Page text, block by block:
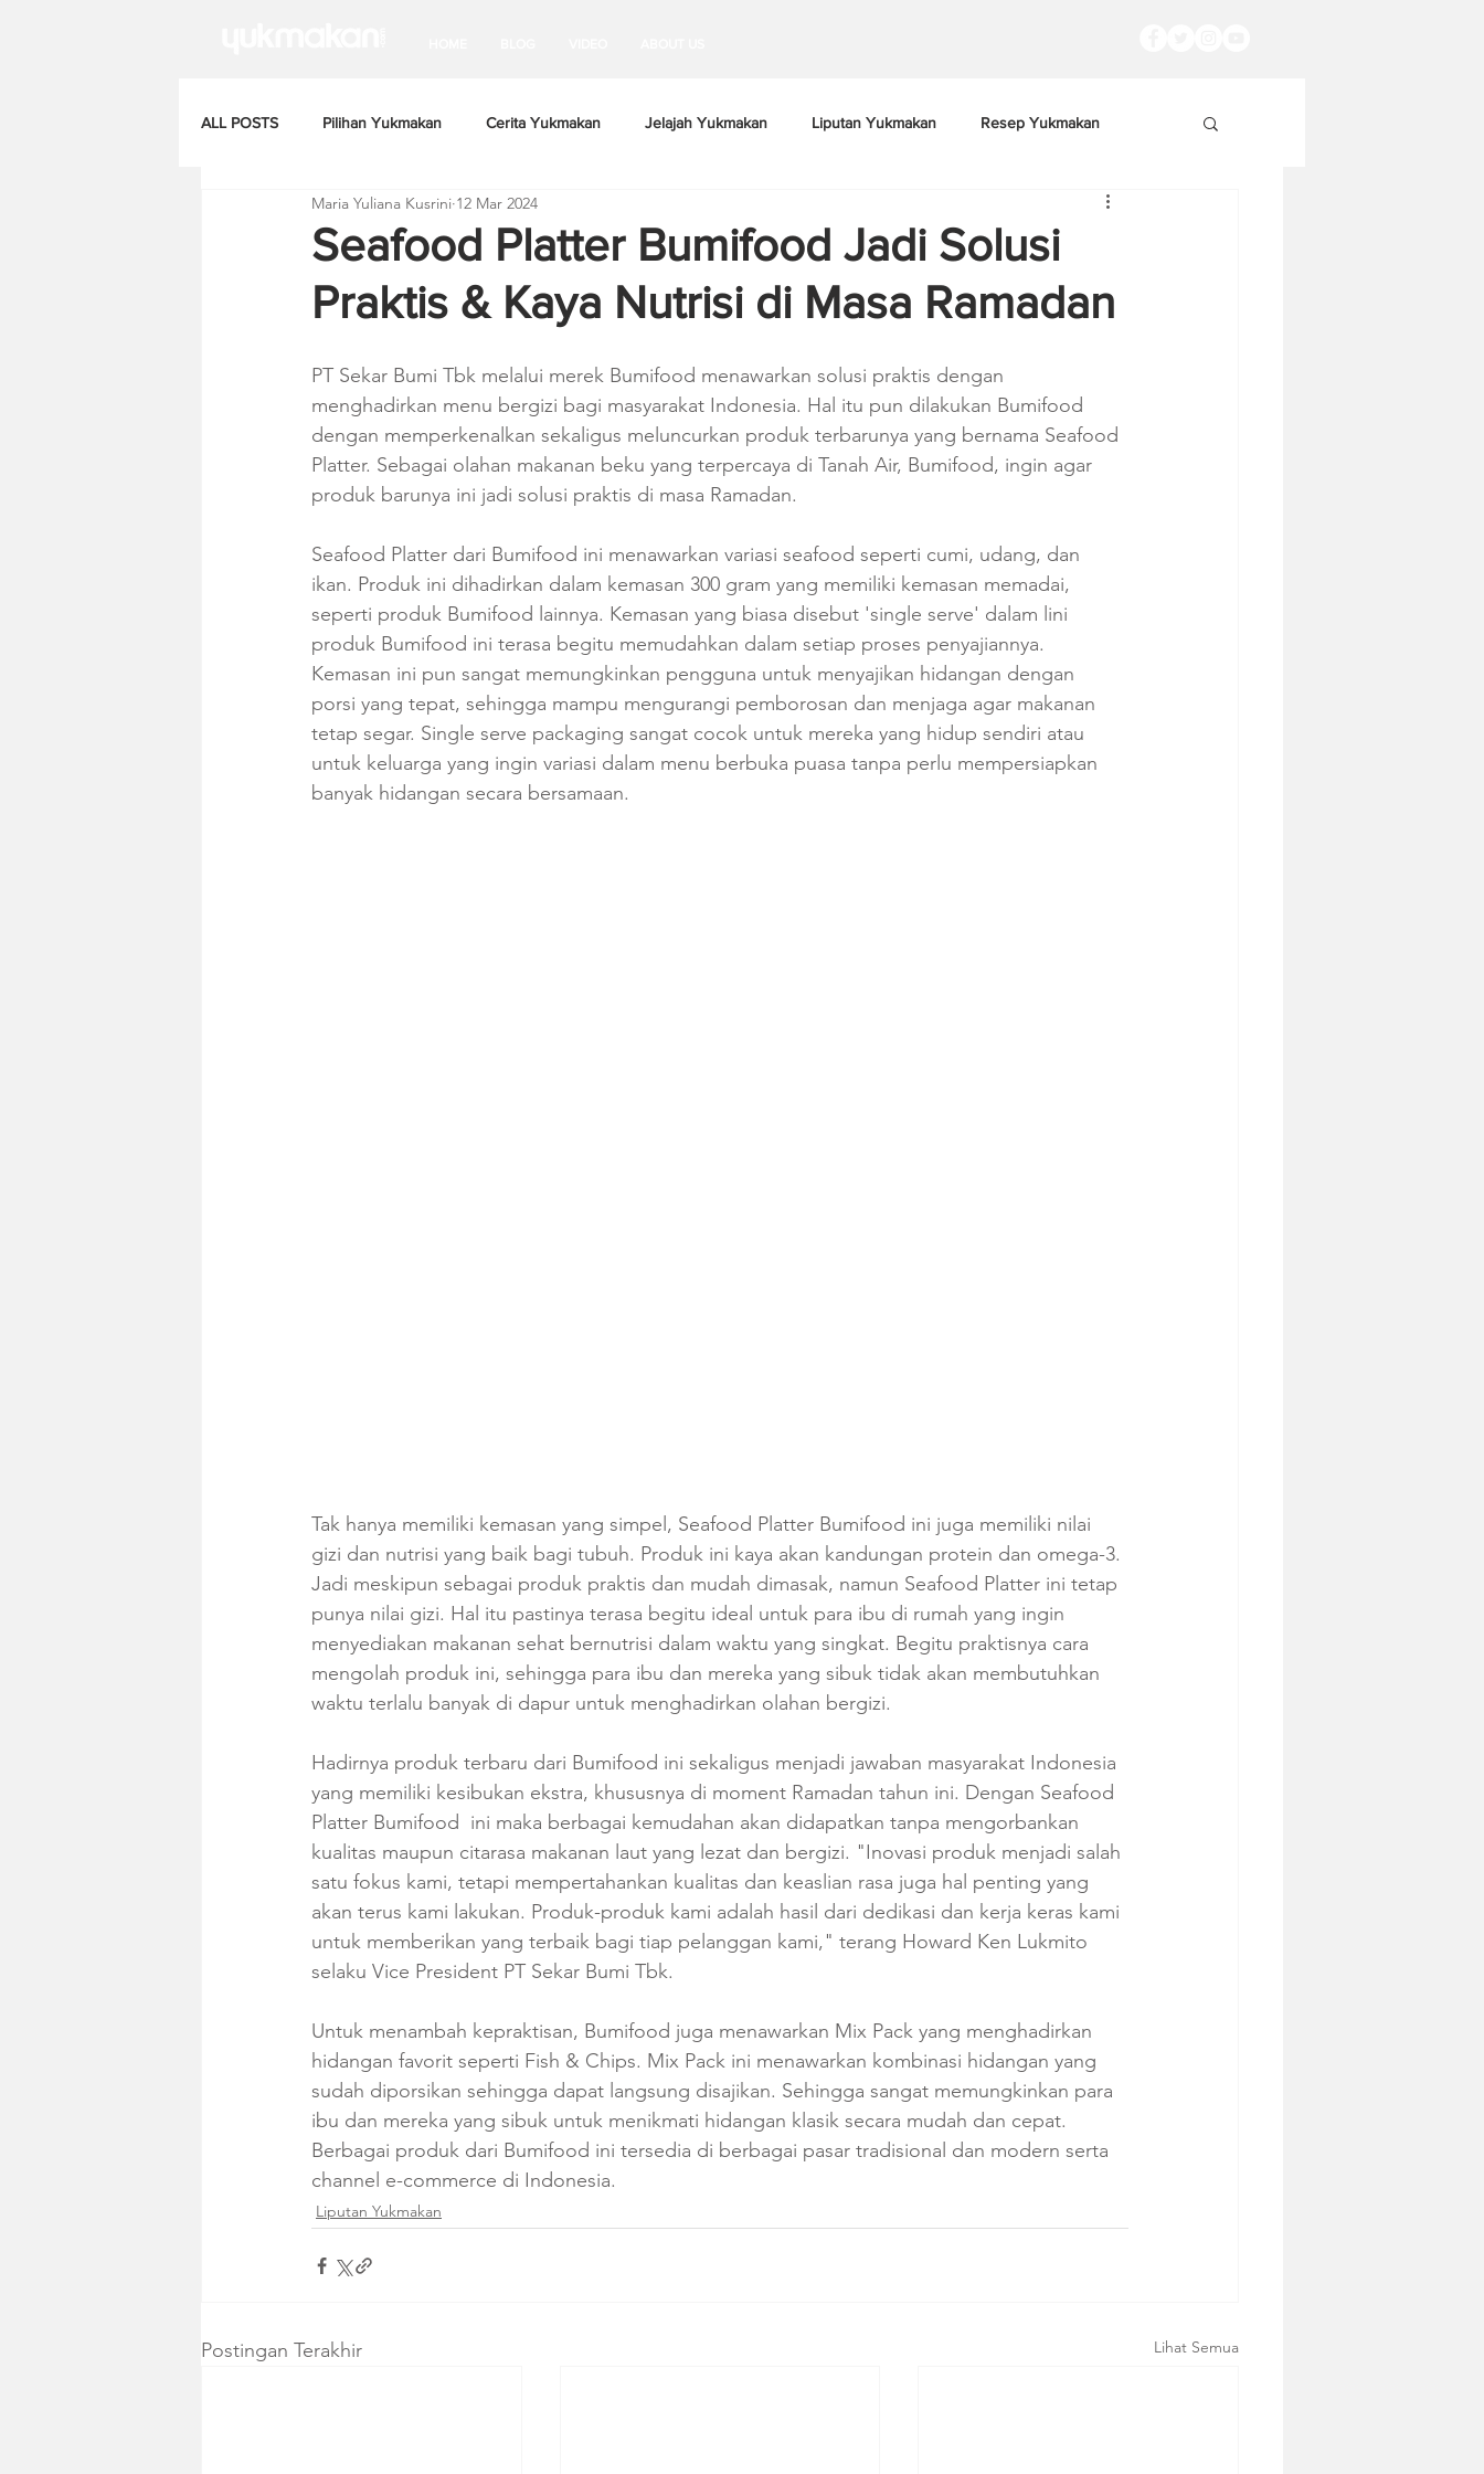
ALL POSTS Pilihan Yukmakan Cerita Yukmakan Jelajah Yukmakan Liputan Yukmakan Resep Yukmakan
Seafood Platter Bumifood Jadi Solusi
Praktis & Kaya Nutrisi di Masa Ramadan
Maria Yuliana Kusrini 12 Mar 2024
PT Sekar Bumi Tbk melalui merek Bumifood menawarkan solusi praktis dengan
menghadirkan menu bergizi bagi masyarakat Indonesia. Hal itu pun dilakukan Bumifood
dengan memperkenalkan sekaligus meluncurkan produk terbarunya yang bernama Seafood
Platter. Sebagai olahan makanan beku yang terpercaya di Tanah Air, Bumifood, ingin agar
produk barunya ini jadi solusi praktis di masa Ramadan.
Seafood Platter dari Bumifood ini menawarkan variasi seafood seperti cumi, udang, dan
ikan. Produk ini dihadirkan dalam kemasan 300 gram yang memiliki kemasan memadai,
seperti produk Bumifood lainnya. Kemasan yang biasa disebut 'single serve' dalam lini
produk Bumifood ini terasa begitu memudahkan dalam setiap proses penyajiannya.
Kemasan ini pun sangat memungkinkan pengguna untuk menyajikan hidangan dengan
porsi yang tepat, sehingga mampu mengurangi pemborosan dan menjaga agar makanan
tetap segar. Single serve packaging sangat cocok untuk mereka yang hidup sendiri atau
untuk keluarga yang ingin variasi dalam menu berbuka puasa tanpa perlu mempersiapkan
banyak hidangan secara bersamaan.
Tak hanya memiliki kemasan yang simpel, Seafood Platter Bumifood ini juga memiliki nilai
gizi dan nutrisi yang baik bagi tubuh. Produk ini kaya akan kandungan protein dan omega-3.
Jadi meskipun sebagai produk praktis dan mudah dimasak, namun Seafood Platter ini tetap
punya nilai gizi. Hal itu pastinya terasa begitu ideal untuk para ibu di rumah yang ingin
menyediakan makanan sehat bernutrisi dalam waktu yang singkat. Begitu praktisnya cara
mengolah produk ini, sehingga para ibu dan mereka yang sibuk tidak akan membutuhkan
waktu terlalu banyak di dapur untuk menghadirkan olahan bergizi.
Hadirnya produk terbaru dari Bumifood ini sekaligus menjadi jawaban masyarakat Indonesia
yang memiliki kesibukan ekstra, khususnya di moment Ramadan tahun ini. Dengan Seafood
Platter Bumifood  ini maka berbagai kemudahan akan didapatkan tanpa mengorbankan
kualitas maupun citarasa makanan laut yang lezat dan bergizi. "Inovasi produk menjadi salah
satu fokus kami, tetapi mempertahankan kualitas dan keaslian rasa juga hal penting yang
akan terus kami lakukan. Produk-produk kami adalah hasil dari dedikasi dan kerja keras kami
untuk memberikan yang terbaik bagi tiap pelanggan kami," terang Howard Ken Lukmito
selaku Vice President PT Sekar Bumi Tbk.
Untuk menambah kepraktisan, Bumifood juga menawarkan Mix Pack yang menghadirkan
hidangan favorit seperti Fish & Chips. Mix Pack ini menawarkan kombinasi hidangan yang
sudah diporsikan sehingga dapat langsung disajikan. Sehingga sangat memungkinkan para
ibu dan mereka yang sibuk untuk menikmati hidangan klasik secara mudah dan cepat.
Berbagai produk dari Bumifood ini tersedia di berbagai pasar tradisional dan modern serta
channel e-commerce di Indonesia.
Liputan Yukmakan
Postingan Terakhir Lihat Semua